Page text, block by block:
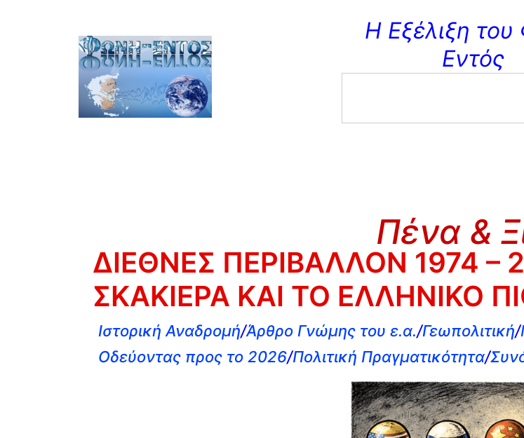
Η Εξέλιξη
Εντός
Πένα &
ΔΙΕΘΝΕΣ ΠΕΡΙΒΑΛΛΟΝ 1974 –
ΣΚΑΚΙΕΡΑ ΚΑΙ ΤΟ ΕΛΛΗΝΙΚΟ
Ιστορική Αναδρομή/Άρθρο Γνώμης του ε.α./Γεωπολιτική/
Οδεύοντας προς το 2026/Πολιτική Πραγματικότητα/